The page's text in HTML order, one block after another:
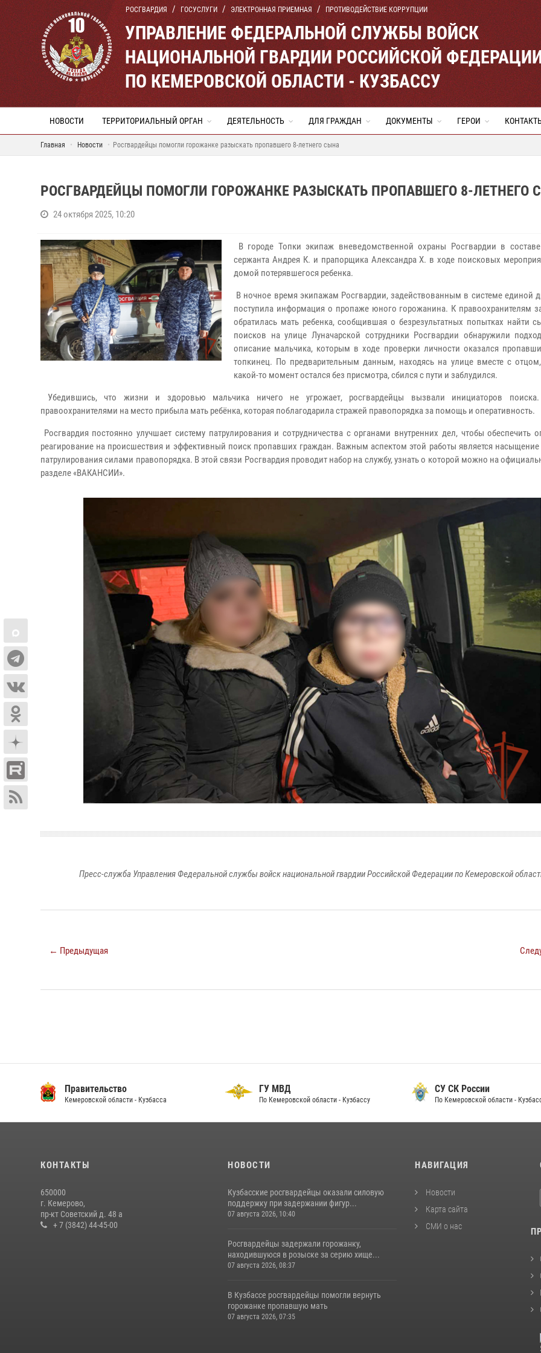
РОСГВАРДИЯ ГОСУСЛУГИ ЭЛЕКТРОННАЯ ПРИЕМНАЯ ПРОТИВОДЕЙСТВИЕ КОРРУПЦИИ
УПРАВЛЕНИЕ ФЕДЕРАЛЬНОЙ СЛУЖБЫ ВОЙСК
НАЦИОНАЛЬНОЙ ГВАРДИИ РОССИЙСКОЙ
ПО КЕМЕРОВСКОЙ ОБЛАСТИ - КУЗБАССУ
НОВОСТИ ТЕРРИТОРИАЛЬНЫЙ ОРГАН ДЕЯТЕЛЬНОСТЬ ДЛЯ ГРАЖДАН ДОКУМЕНТЫ ГЕРОИ
Главная Новости Росгвардейцы помогли горожанке разыскать пропавшего 8-летнего сына
РОСГВАРДЕЙЦЫ ПОМОГЛИ ГОРОЖАНКЕ РАЗЫСКАТЬ ПРОПАВШЕГО 8-ЛЕТНЕГО
24 октября 2025, 10:20
В городе Топки экипаж вневедомственной охраны Росгвардии в
сержанта Андрея К. и прапорщика Александра Х. в ходе поисковых
домой потерявшегося ребенка.
В ночное время экипажам Росгвардии, задействованным в системе единой
поступила информация о пропаже юного горожанина. К правоохранителям
обратилась мать ребенка, сообщившая о безрезультатных попытках найти
поисков на улице Луначарской сотрудники Росгвардии обнаружили
описание мальчика, которым в ходе проверки личности оказался
топкинец. По предварительным данным, находясь на улице вместе с
какой-то момент остался без присмотра, сбился с пути и заблудился.
Убедившись, что жизни и здоровью мальчика ничего не угрожает, росгвардейцы вызвали инициаторов
правоохранителями на место прибыла мать ребёнка, которая поблагодарила стражей правопорядка за помощь и оперативность.
Росгвардия постоянно улучшает систему патрулирования и сотрудничества с органами внутренних дел, чтобы обеспечить
реагирование на происшествия и эффективный поиск пропавших граждан. Важным аспектом этой работы является
патрулирования силами правопорядка. В этой связи Росгвардия проводит набор на службу, узнать о которой можно на
разделе «ВАКАНСИИ».
Пресс-служба Управления Федеральной службы войск национальной гвардии Российской Федерации по Кемеровской
← Предыдущая
Правительство
Кемеровской области - Кузбасса
ГУ МВД
По Кемеровской области - Кузбассу
СУ СК России
По Кемеровской области -
КОНТАКТЫ
650000
г. Кемерово,
пр-кт Советский д. 48 а
+ 7 (3842) 44-45-00
НОВОСТИ
Кузбасские росгвардейцы оказали силовую
поддержку при задержании фигур...
07 августа 2026, 10:40
Росгвардейцы задержали горожанку,
находившуюся в розыске за серию хище...
07 августа 2026, 08:37
В Кузбассе росгвардейцы помогли вернуть
горожанке пропавшую мать
07 августа 2026, 07:35
НАВИГАЦИЯ
Новости
Карта сайта
СМИ о нас